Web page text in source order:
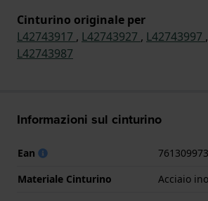
Cinturino originale per
L42743917 , L42743927 , L42743997 ,
L42743987
Informazioni sul cinturino
Ean
Materiale Cinturino
Acciaio